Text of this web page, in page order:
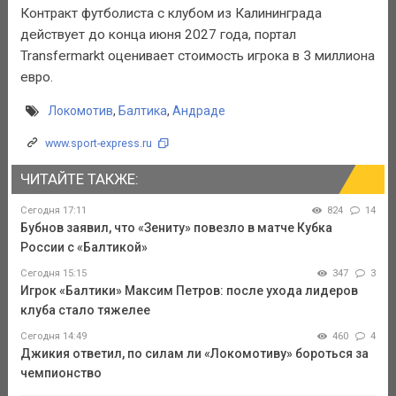
Контракт футболиста с клубом из Калининграда
действует до конца июня 2027 года, портал
Transfermarkt оценивает стоимость игрока в 3 миллиона
евро.
Локомотив, Балтика, Андраде
www.sport-express.ru
ЧИТАЙТЕ ТАКЖЕ:
Сегодня 17:11 824 14
Бубнов заявил, что «Зениту» повезло в матче Кубка
России с «Балтикой»
Сегодня 15:15 347 3
Игрок «Балтики» Максим Петров: после ухода лидеров
клуба стало тяжелее
Сегодня 14:49 460 4
Джикия ответил, по силам ли «Локомотиву» бороться за
чемпионство